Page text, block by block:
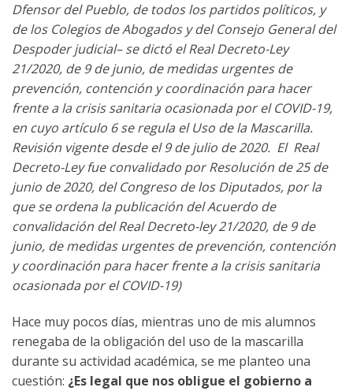
Dfensor del Pueblo, de todos los partidos políticos, y
de los Colegios de Abogados y del Consejo General del
Despoder judicial– se dictó el Real Decreto-Ley
21/2020, de 9 de junio, de medidas urgentes de
prevención, contención y coordinación para hacer
frente a la crisis sanitaria ocasionada por el COVID-19,
en cuyo artículo 6 se regula el Uso de la Mascarilla.
Revisión vigente desde el 9 de julio de 2020. El Real
Decreto-Ley fue convalidado por Resolución de 25 de
junio de 2020, del Congreso de los Diputados, por la
que se ordena la publicación del Acuerdo de
convalidación del Real Decreto-ley 21/2020, de 9 de
junio, de medidas urgentes de prevención, contención
y coordinación para hacer frente a la crisis sanitaria
ocasionada por el COVID-19)
Hace muy pocos días, mientras uno de mis alumnos
renegaba de la obligación del uso de la mascarilla
durante su actividad académica, se me planteo una
cuestión: ¿Es legal que nos obligue el gobierno a